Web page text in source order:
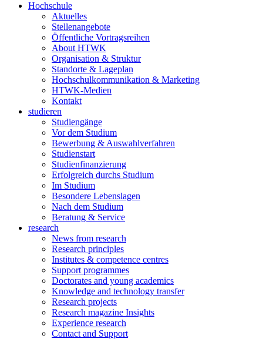
Hochschule
Aktuelles
Stellenangebote
Öffentliche Vortragsreihen
About HTWK
Organisation & Struktur
Standorte & Lageplan
Hochschulkommunikation & Marketing
HTWK-Medien
Kontakt
studieren
Studiengänge
Vor dem Studium
Bewerbung & Auswahlverfahren
Studienstart
Studienfinanzierung
Erfolgreich durchs Studium
Im Studium
Besondere Lebenslagen
Nach dem Studium
Beratung & Service
research
News from research
Research principles
Institutes & competence centres
Support programmes
Doctorates and young academics
Knowledge and technology transfer
Research projects
Research magazine Insights
Experience research
Contact and Support